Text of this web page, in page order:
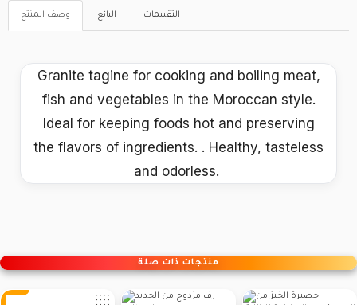
وصف المنتج البائع التقييمات
Granite tagine for cooking and boiling meat,
fish and vegetables in the Moroccan style.
Ideal for keeping foods hot and preserving
the flavors of ingredients. . Healthy, tasteless
and odorless.
منتجات ذات صلة